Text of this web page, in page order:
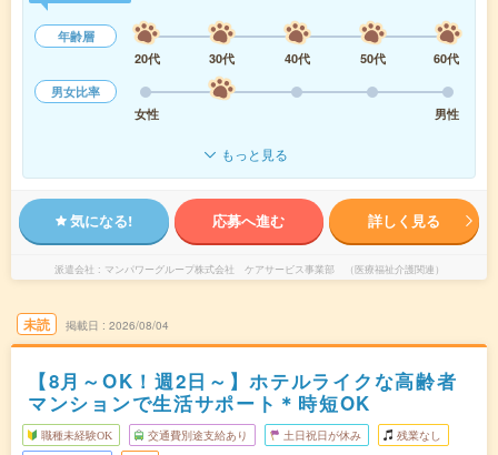
年齢層
20代
30代 40代 50代
60代
男女比率
女性
男性
もっと見る
気になる! 応募へ進む 詳しく見る
派遣会社 マンパワーグループ株式会社 ケアサービス事業部 （医療福祉介護関連）
未読 掲載日 2026/08/04
【8月～OK！週2日～】ホテルライクな高齢者
マンションで生活サポート＊時短OK
職種未経験OK 交通費別途支給あり 土日祝日が休み 残業なし